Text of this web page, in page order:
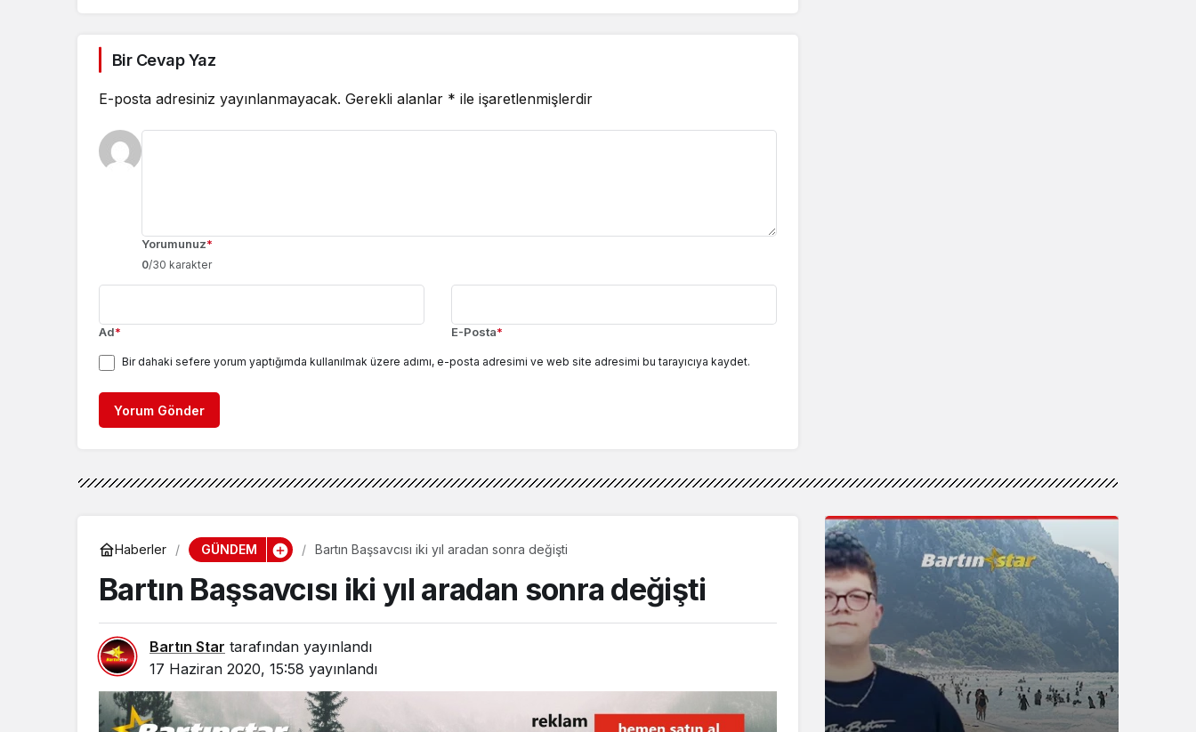
Bir Cevap Yaz
E-posta adresiniz yayınlanmayacak. Gerekli alanlar * ile işaretlenmişlerdir
Yorumunuz*
0/30 karakter
Ad* E-Posta*
Bir dahaki sefere yorum yaptığımda kullanılmak üzere adımı, e-posta adresimi ve web site adresimi bu tarayıcıya kaydet.
Yorum Gönder
Haberler GÜNDEM Bartın Başsavcısı iki yıl aradan sonra değişti
Bartın Başsavcısı iki yıl aradan sonra değişti
Bartın Star tarafından yayınlandı
17 Haziran 2020, 15:58 yayınlandı